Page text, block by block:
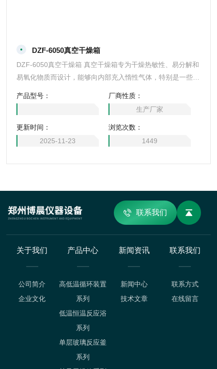
DZF-6050真空干燥箱
DZF-6050真空干燥箱 真空干燥箱专为干燥热敏性、易分解和
易氧化物质而设计，能够向内部充入惰性气体，特别是一些成
产品型号：
厂商性质：
生产厂家
更新时间：
2025-11-23
浏览次数：
1449
联系我们
关于我们
公司简介
企业文化
产品中心
高低温循环装置
系列
低温恒温反应浴
系列
单层玻璃反应釜
系列
新闻资讯
新闻中心
技术文章
联系我们
联系方式
在线留言